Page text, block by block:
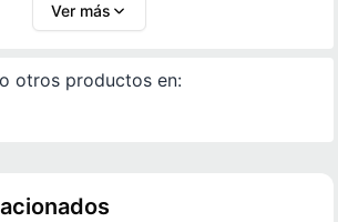
Ver más
otros productos en: